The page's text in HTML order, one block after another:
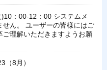
：00-12：00 システムメ
せん。 ユーザーの皆様にはご
理解いただきますようお願
（8月）